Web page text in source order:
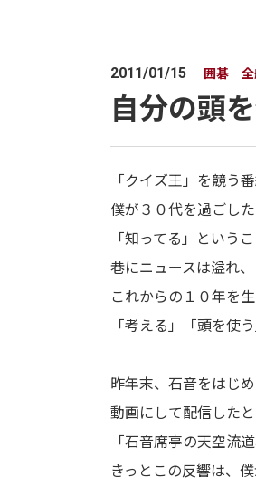
2011/01/15 囲碁 全
自分の頭
「クイズ王」を競う
僕が３０代を過ごし
「知ってる」という
巷にニュースは溢れ
これからの１０年を
「考える」「頭を使
昨年末、石音をはじ
動画にして配信した
「石音席亭の天空流道
きっとこの反響は、